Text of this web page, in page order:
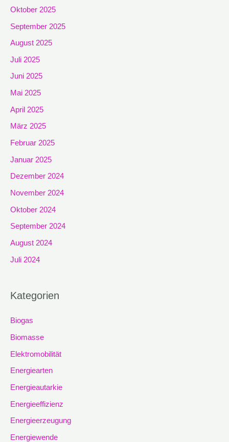
Oktober 2025
September 2025
August 2025
Juli 2025
Juni 2025
Mai 2025
April 2025
März 2025
Februar 2025
Januar 2025
Dezember 2024
November 2024
Oktober 2024
September 2024
August 2024
Juli 2024
Kategorien
Biogas
Biomasse
Elektromobilität
Energiearten
Energieautarkie
Energieeffizienz
Energieerzeugung
Energiewende